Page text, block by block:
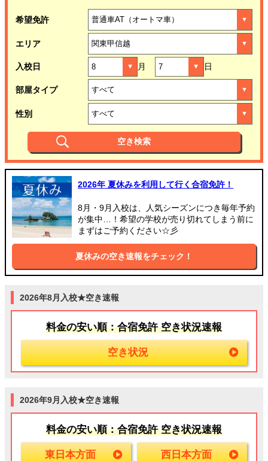
希望免許
エリア
入校日 月 日
部屋タイプ
性別
2026年 夏休みを利用して行く合宿免許！
8月・9月入校は、人気シーズンにつき毎年予約
が集中…！希望の学校が売り切れてしまう前に
まずはご予約ください☆彡
夏休みの空き速報をチェック！
2026年8月入校★空き速報
料金の安い順：合宿免許 空き状況速報
空き状況
2026年9月入校★空き速報
料金の安い順：合宿免許 空き状況速報
東日本方面 西日本方面